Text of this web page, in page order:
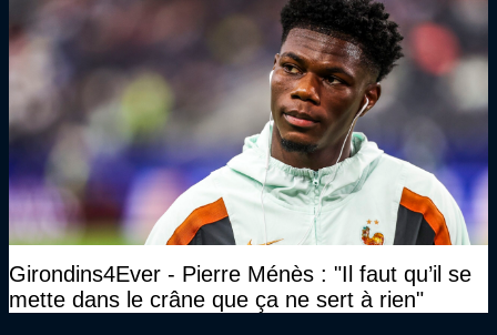
Girondins4Ever - Pierre Ménès : "Il faut qu’il se
mette dans le crâne que ça ne sert à rien"